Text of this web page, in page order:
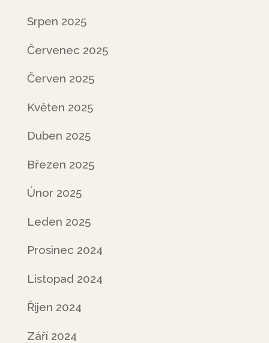
Srpen 2025
Červenec 2025
Červen 2025
Květen 2025
Duben 2025
Březen 2025
Únor 2025
Leden 2025
Prosinec 2024
Listopad 2024
Říjen 2024
Září 2024